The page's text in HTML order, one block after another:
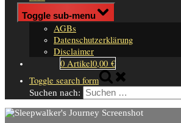
Impressum
Toggle sub-menu
AGBs
Datenschutzerklärung
Disclaimer
0 Artikel0,00 €
Toggle search form
Suchen nach: